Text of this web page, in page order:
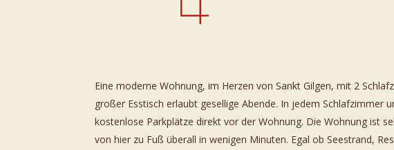
101m² | 4. Stock
Eine moderne Wohnung, im Herzen von Sankt Gilgen, mit 2
großer Esstisch erlaubt gesellige Abende. In jedem Schlafzimmer
kostenlose Parkplätze direkt vor der Wohnung. Die Wohnung ist
von hier zu Fuß überall in wenigen Minuten. Egal ob Seestrand,